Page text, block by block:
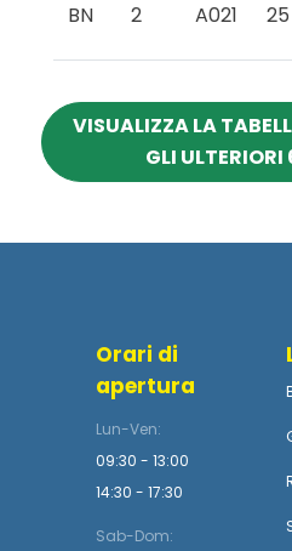
BN 2 A021 25
VISUALIZZA LA
GLI ULTERIORI
Orari di
apertura
Lun-Ven:
09:30 - 13:00
14:30 - 17:30
Sab-Dom: